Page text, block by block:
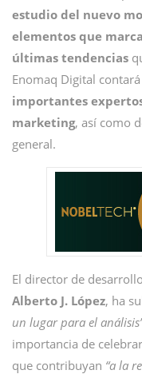
estudio del nuevo
elementos que
últimas tendencias
Enomaq Digital
importantes
marketing, así como
general.
El director de
Alberto J. López, ha
un lugar para el
importancia de
que contribuyan “a la